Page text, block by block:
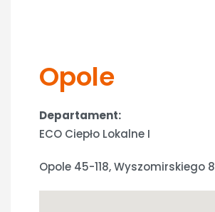
Opole
Departament:
ECO Ciepło Lokalne I
Opole 45-118, Wyszomirskiego 8